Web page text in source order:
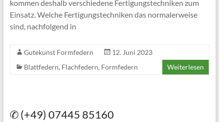
kommen deshalb verschiedene Fertigungstechniken zum
Einsatz. Welche Fertigungstechniken das normalerweise
sind, nachfolgend in
Gutekunst Formfedern
12. Juni 2023
Blattfedern, Flachfedern, Formfedern Weiterlesen
✆ (+49) 07445 85160